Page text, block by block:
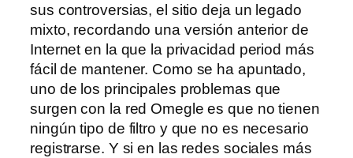
sus controversias, el sitio deja un legado
mixto, recordando una versión anterior de
Internet en la que la privacidad period más
fácil de mantener. Como se ha apuntado,
uno de los principales problemas que
surgen con la red Omegle es que no tienen
ningún tipo de filtro y que no es necesario
registrarse. Y si en las redes sociales más